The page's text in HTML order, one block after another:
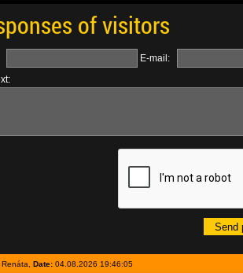
of visitors
E-mail:
Date:04.08.2026 19:46:05